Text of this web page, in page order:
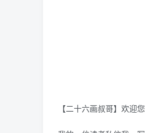
【二十六画叔哥】欢迎